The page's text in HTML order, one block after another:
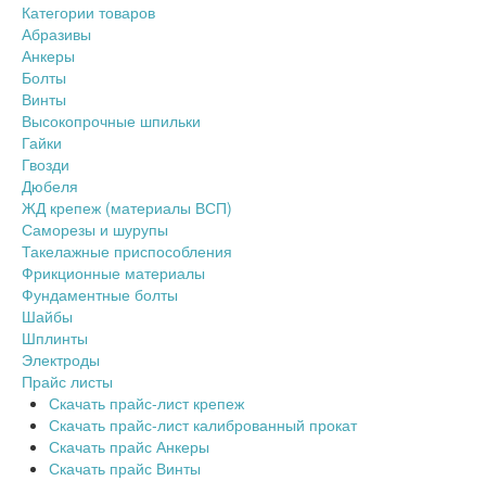
Категории товаров
Абразивы
Анкеры
Болты
Винты
Высокопрочные шпильки
Гайки
Гвозди
Дюбеля
ЖД крепеж (материалы ВСП)
Саморезы и шурупы
Такелажные приспособления
Фрикционные материалы
Фундаментные болты
Шайбы
Шплинты
Электроды
Прайс листы
Скачать прайс-лист крепеж
Скачать прайс-лист калиброванный прокат
Скачать прайс Анкеры
Скачать прайс Винты